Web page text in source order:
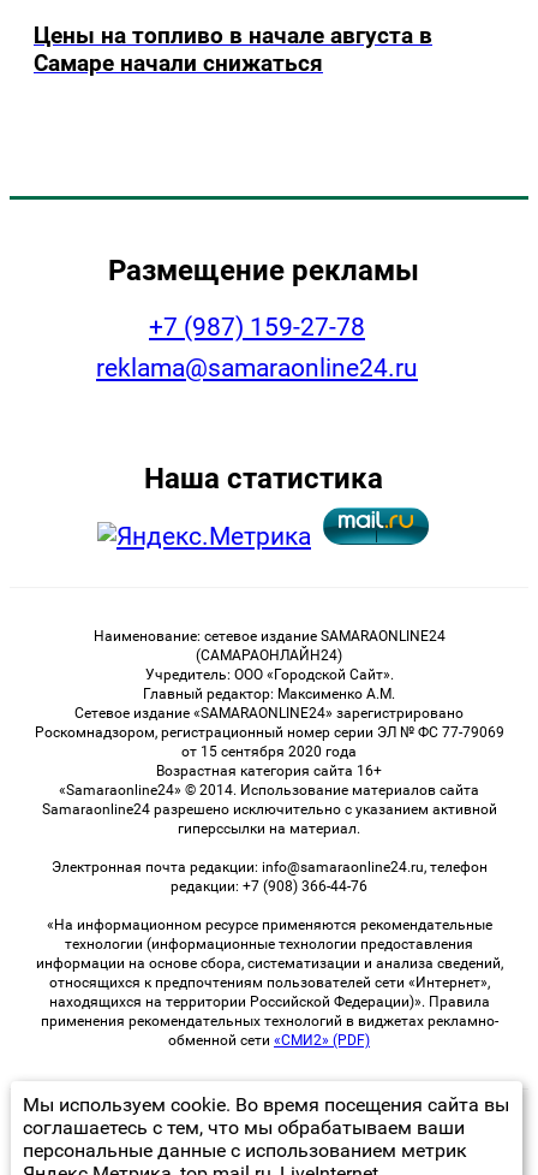
Цены на топливо в начале августа в
Самаре начали снижаться
Размещение рекламы
+7 (987) 159-27-78
reklama@samaraonline24.ru
Наша статистика
Наименование: сетевое издание SAMARAONLINE24
(САМАРАОНЛАЙН24)
Учредитель: ООО «Городской Сайт».
Главный редактор: Максименко А.М.
Сетевое издание «SAMARAONLINE24» зарегистрировано
Роскомнадзором, регистрационный номер серии ЭЛ № ФС 77-79069
от 15 сентября 2020 года
Возрастная категория сайта 16+
«Samaraonline24» © 2014. Использование материалов сайта
Samaraonline24 разрешено исключительно с указанием активной
гиперссылки на материал.
Электронная почта редакции: info@samaraonline24.ru, телефон
редакции: +7 (908) 366-44-76
«На информационном ресурсе применяются рекомендательные
технологии (информационные технологии предоставления
информации на основе сбора, систематизации и анализа сведений,
относящихся к предпочтениям пользователей сети «Интернет»,
находящихся на территории Российской Федерации)». Правила
применения рекомендательных технологий в виджетах рекламно-
обменной сети «СМИ2» (PDF)
© 2026 «samaraOnline24» | Все права защищены
Возрастная категория сайта 16+
Мы используем cookie. Во время посещения сайта вы
соглашаетесь с тем, что мы обрабатываем ваши
персональные данные с использованием метрик